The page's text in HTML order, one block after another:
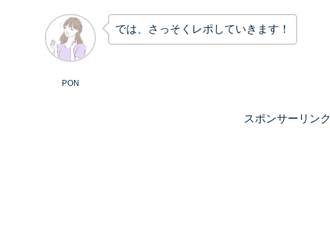
PON
では、さっそくレポしていきます！
スポンサーリンク